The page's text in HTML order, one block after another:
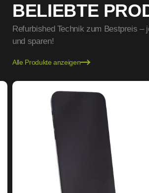
BELIEBTE
Refurbished Technik zum Bestpreis –
und sparen!
Alle Produkte anzeigen